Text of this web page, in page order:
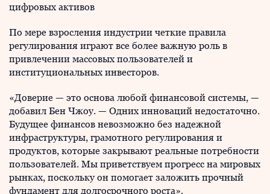
цифровых активов
По мере взросления индустрии четкие правила
регулирования играют все более важную роль в
привлечении массовых пользователей и
институциональных инвесторов.
«Доверие — это основа любой финансовой системы, —
добавил Бен Чжоу. — Одних инноваций недостаточно.
Будущее финансов невозможно без надежной
инфраструктуры, грамотного регулирования и
продуктов, которые закрывают реальные потребности
пользователей. Мы приветствуем прогресс на мировых
рынках, поскольку он помогает заложить прочный
фундамент для долгосрочного роста».